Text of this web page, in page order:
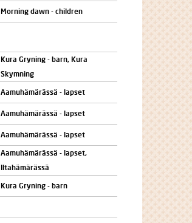
Morning dawn - children
Kura Gryning - barn, Kura
Skymning
Aamuhämärässä - lapset
Aamuhämärässä - lapset
Aamuhämärässä - lapset
Aamuhämärässä - lapset,
Iltahämärässä
Kura Gryning - barn